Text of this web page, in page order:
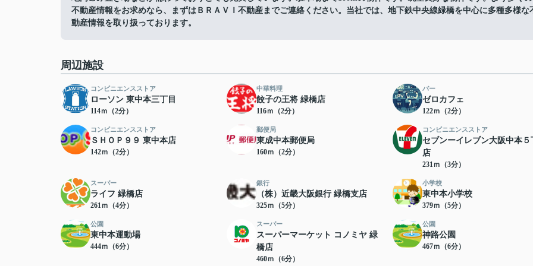
不動産情報をお求めなら、まずはＢＲＡＶＩ不動産までご連絡ください。当社では、地下鉄中央線緑橋を中心に多種多様な
動産情報を取り扱っております。
周辺施設
コンビニエンスストア
ローソン 東中本三丁目
114ｍ（2分）
中華料理
餃子の王将 緑橋店
116ｍ（2分）
バー
ゼロカフェ
122ｍ（2分）
コンビニエンスストア
ＳＨＯＰ９９ 東中本店
142ｍ（2分）
郵便局
東成中本郵便局
160ｍ（2分）
コンビニエンスストア
セブンーイレブン大阪中本５
店
231ｍ（3分）
スーパー
ライフ 緑橋店
261ｍ（4分）
銀行
（株）近畿大阪銀行 緑橋支店
325ｍ（5分）
小学校
東中本小学校
379ｍ（5分）
公園
東中本運動場
444ｍ（6分）
スーパー
スーパーマーケット コノミヤ 緑
橋店
460ｍ（6分）
公園
神路公園
467ｍ（6分）